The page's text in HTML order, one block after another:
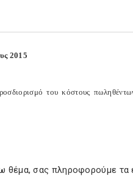
2015
του κόστους
θέμα, σας πληροφορούμε τα